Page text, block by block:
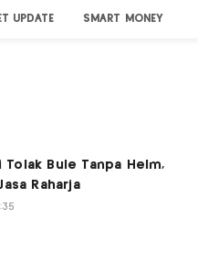
UPDATE SMART MONEY
Tolak Bule Tanpa Helm,
Raharja